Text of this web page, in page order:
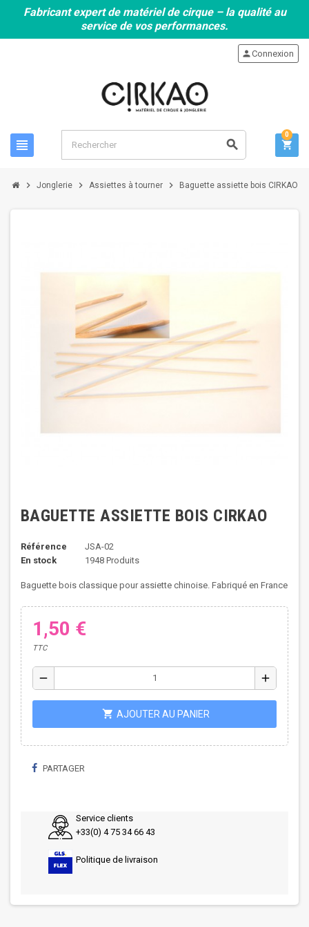
Fabricant expert de matériel de cirque – la qualité au
service de vos performances.
view_headline search
personConnexion
shopping_cart
0
chevron_right Jonglerie chevron_right Assiettes à tourner chevron_right Baguette assiette bois CIRKAO
BAGUETTE ASSIETTE BOIS CIRKAO
Référence
JSA-02
En stock
1948 Produits
Baguette bois classique pour assiette chinoise. Fabriqué en France
1,50 €
TTC
remove add
shopping_cart AJOUTER AU PANIER
PARTAGER
Service clients
+33(0) 4 75 34 66 43
Politique de livraison